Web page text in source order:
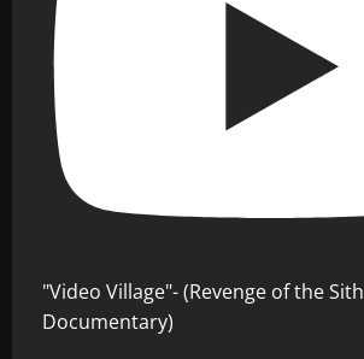
"Video Village"- (Revenge of the Sith
Documentary)